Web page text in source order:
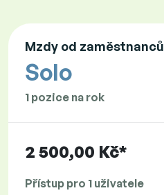
Mzdy od zaměstnanců
Solo
1 pozice na rok
2 500,00 Kč*
Přístup pro 1 uživatele